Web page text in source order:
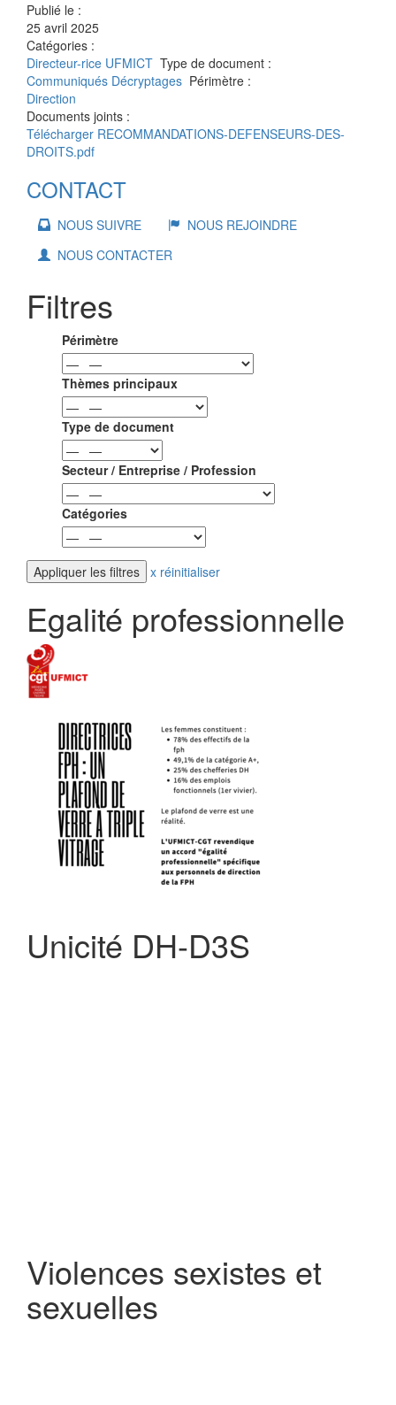
Publié le :
25 avril 2025
Catégories :
Directeur-rice UFMICT Type de document :
Communiqués Décryptages Périmètre :
Direction
Documents joints :
Télécharger RECOMMANDATIONS-DEFENSEURS-DES-
DROITS.pdf
CONTACT
NOUS SUIVRE
NOUS REJOINDRE
NOUS CONTACTER
Filtres
Périmètre
Thèmes principaux
Type de document
Secteur / Entreprise / Profession
Catégories
x réinitialiser
Egalité professionnelle
Unicité DH-D3S
Violences sexistes et
sexuelles